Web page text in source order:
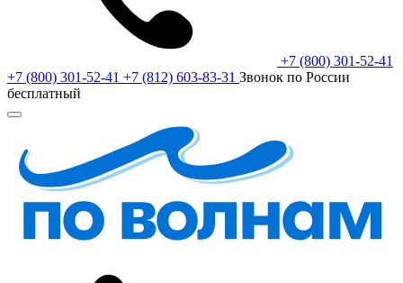
+7 (800) 301-52-41
+7 (800) 301-52-41 +7 (812) 603-83-31 Звонок по России
бесплатный